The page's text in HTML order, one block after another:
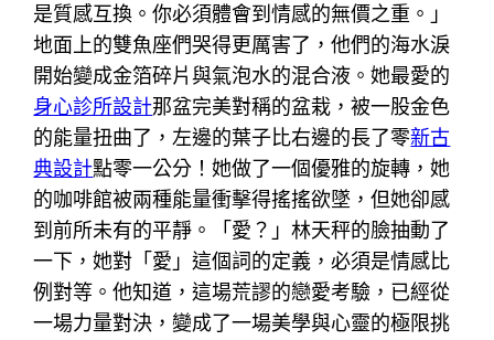
是質感互換。你必須體會到情感的無價之重。」
地面上的雙魚座們哭得更厲害了，他們的海水淚
開始變成金箔碎片與氣泡水的混合液。她最愛的
身心診所設計那盆完美對稱的盆栽，被一股金色
的能量扭曲了，左邊的葉子比右邊的長了零新古
典設計點零一公分！她做了一個優雅的旋轉，她
的咖啡館被兩種能量衝擊得搖搖欲墜，但她卻感
到前所未有的平靜。「愛？」林天秤的臉抽動了
一下，她對「愛」這個詞的定義，必須是情感比
例對等。他知道，這場荒謬的戀愛考驗，已經從
一場力量對決，變成了一場美學與心靈的極限挑